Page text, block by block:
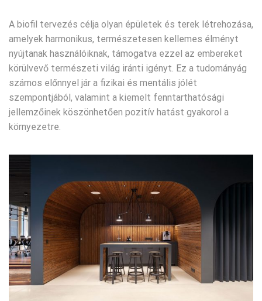
A biofil tervezés célja olyan épületek és terek létrehozása,
amelyek harmonikus, természetesen kellemes élményt
nyújtanak használóiknak, támogatva ezzel az embereket
körülvevő természeti világ iránti igényt. Ez a tudományág
számos előnnyel jár a fizikai és mentális jólét
szempontjából, valamint a kiemelt fenntarthatósági
jellemzőinek köszönhetően pozitív hatást gyakorol a
környezetre.